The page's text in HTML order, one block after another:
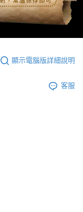
顯示電腦版詳細說明
客服